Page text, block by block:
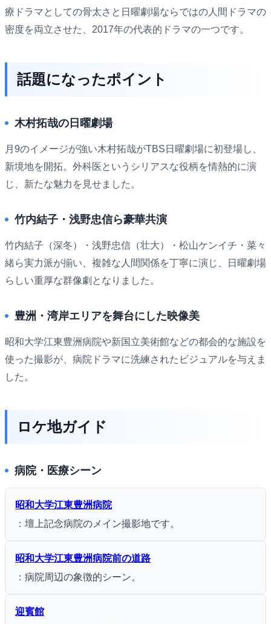
療ドラマとしての骨太さと日曜劇場ならではの人間ドラマの
密度を両立させた、2017年の代表的ドラマの一つです。
話題になったポイント
木村拓哉の日曜劇場
月9のイメージが強い木村拓哉がTBS日曜劇場に初登場し、
新境地を開拓。外科医というシリアスな役柄を情熱的に演
じ、新たな魅力を見せました。
竹内結子・浅野忠信ら豪華共演
竹内結子（深冬）・浅野忠信（壮大）・松山ケンイチ・菜々
緒ら実力派が揃い、複雑な人間関係を丁寧に演じ、日曜劇場
らしい重厚な群像劇となりました。
豊洲・湾岸エリアを舞台にした映像美
昭和大学江東豊洲病院や新国立美術館などの都会的な施設を
使った撮影が、病院ドラマに洗練されたビジュアルを与えま
した。
ロケ地ガイド
病院・医療シーン
昭和大学江東豊洲病院
：壇上記念病院のメイン撮影地です。
昭和大学江東豊洲病院前の道路
：病院周辺の象徴的シーン。
迎賓館